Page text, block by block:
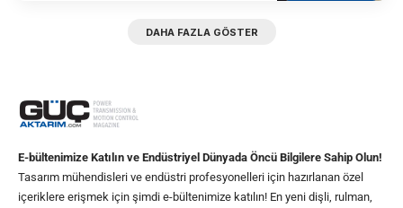
DAHA FAZLA GÖSTER
E-bültenimize Katılın ve Endüstriyel Dünyada Öncü Bilgilere Sahip Olun!
Tasarım mühendisleri ve endüstri profesyonelleri için hazırlanan özel
içeriklere erişmek için şimdi e-bültenimize katılın! En yeni dişli, rulman,